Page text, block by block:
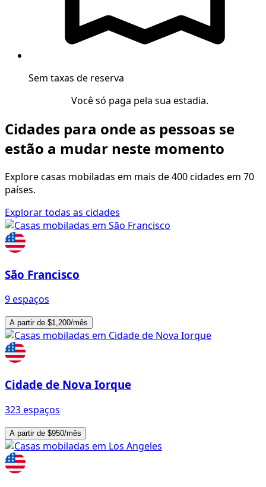
Sem taxas de reserva
Você só paga pela sua estadia.
Cidades para onde as pessoas se
estão a mudar neste momento
Explore casas mobiladas em mais de 400 cidades em 70
países.
Explorar todas as cidades
São Francisco
9 espaços
A partir de $1,200/mês
Cidade de Nova Iorque
323 espaços
A partir de $950/mês